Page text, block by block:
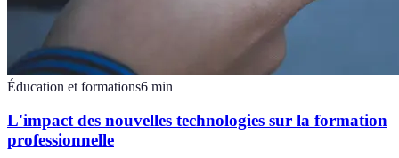
Éducation et formations6 min
L'impact des nouvelles technologies sur la formation
professionnelle